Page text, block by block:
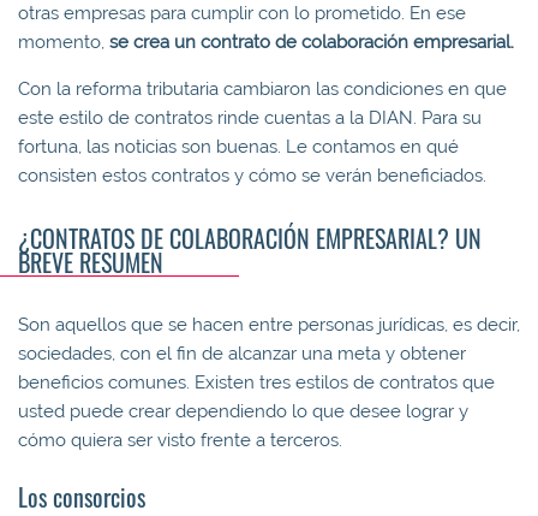
otras empresas para cumplir con lo prometido. En ese
momento, se crea un contrato de colaboración empresarial.
Con la reforma tributaria cambiaron las condiciones en que
este estilo de contratos rinde cuentas a la DIAN. Para su
fortuna, las noticias son buenas. Le contamos en qué
consisten estos contratos y cómo se verán beneficiados.
¿CONTRATOS DE COLABORACIÓN EMPRESARIAL? UN
BREVE RESUMEN
Son aquellos que se hacen entre personas jurídicas, es decir,
sociedades, con el fin de alcanzar una meta y obtener
beneficios comunes. Existen tres estilos de contratos que
usted puede crear dependiendo lo que desee lograr y
cómo quiera ser visto frente a terceros.
Los consorcios